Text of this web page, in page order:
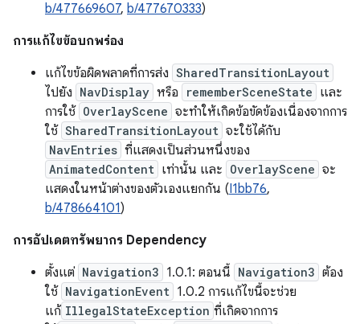
b/477669607, b/477670333)
การแก้ไขข้อบกพร่อง
แก้ไขข้อผิดพลาดที่การส่ง SharedTransitionLayout
ไปยัง NavDisplay หรือ rememberSceneState และ
การใช้ OverlayScene จะทำให้เกิดข้อขัดข้องเนื่องจากการ
ใช้ SharedTransitionLayout จะใช้ได้กับ
NavEntries ที่แสดงเป็นส่วนหนึ่งของ
AnimatedContent เท่านั้น และ OverlayScene จะ
แสดงในหน้าต่างของตัวเองแยกกัน (I1bb76,
b/478664101)
การอัปเดตทรัพยากร Dependency
ตั้งแต่ Navigation3 1.0.1: ตอนนี้ Navigation3 ต้อง
ใช้ NavigationEvent 1.0.2 การแก้ไขนี้จะช่วย
แก้ IllegalStateException ที่เกิดจากการ